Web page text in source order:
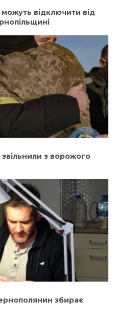
відключити від
з ворожого
збирає